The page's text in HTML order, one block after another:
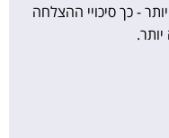
- כך סיכויי ההצלחה